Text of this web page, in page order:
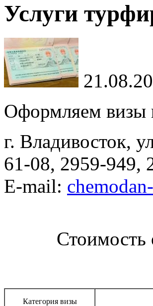
Услуги
Оформляем визы
г. Владивосток,
61-08, 2959-949,
E-mail:
Стоимость
Категория визы